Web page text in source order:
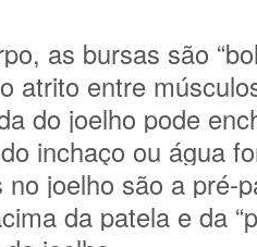
as bursas são
atrito entre
do joelho pode
inchaço ou água
no joelho são a pré-
da patela e da